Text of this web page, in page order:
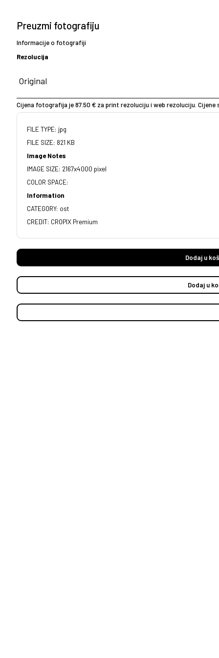
Preuzmi fotografiju
Informacije o fotografiji
Rezolucija
Cijena fotografija je 87.50 € za print rezoluciju i web rezoluciju. Cijene
FILE TYPE: jpg
FILE SIZE: 821 KB
Image Notes
IMAGE SIZE: 2167x4000 pixel
COLOR SPACE:
Information
CATEGORY: ost
CREDIT: CROPIX Premium
Dodaj u
Dodaj u